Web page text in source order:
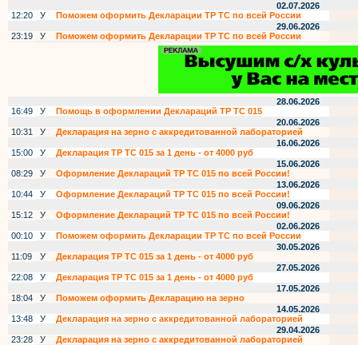
02.07.2026
12:20
У
Поможем оформить Декларации ТР ТС по всей России
29.06.2026
23:19
У Поможем оформить Декларации ТР ТС по всей России
28.06.2026
16:49
У
Помощь в оформлении Деклараций ТР ТС 015
20.06.2026
10:31
У
Декларация на зерно с аккредитованной лабораторией
16.06.2026
15:00
У
Декларация ТР ТС 015 за 1 день - от 4000 руб
15.06.2026
08:29
У
Оформление Деклараций ТР ТС 015 по всей России!
13.06.2026
10:44
У
Оформление Деклараций ТР ТС 015 по всей России!
09.06.2026
15:12
У
Оформление Деклараций ТР ТС 015 по всей России!
02.06.2026
00:10
У
Поможем оформить Декларации ТР ТС по всей России
30.05.2026
11:09
У
Декларация ТР ТС 015 за 1 день - от 4000 руб
27.05.2026
22:08
У
Декларация ТР ТС 015 за 1 день - от 4000 руб
17.05.2026
18:04
У
Поможем оформить Декларацию на зерно
14.05.2026
13:48
У
Декларация на зерно с аккредитованной лабораторией
29.04.2026
23:28
У
Декларация на зерно с аккредитованной лабораторией